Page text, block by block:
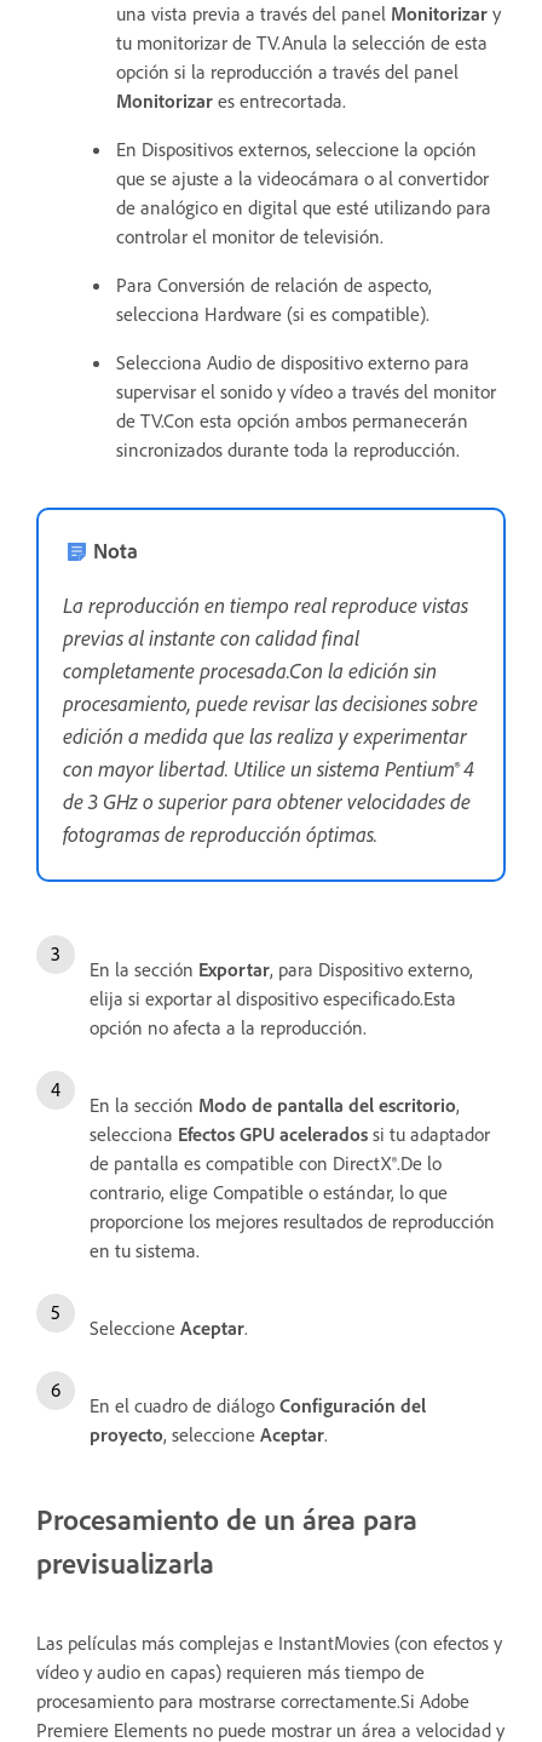
una vista previa a través del panel Monitorizar y
tu monitorizar de TV.Anula la selección de esta
opción si la reproducción a través del panel
Monitorizar es entrecortada.
En Dispositivos externos, seleccione la opción
que se ajuste a la videocámara o al convertidor
de analógico en digital que esté utilizando para
controlar el monitor de televisión.
Para Conversión de relación de aspecto,
selecciona Hardware (si es compatible).
Selecciona Audio de dispositivo externo para
supervisar el sonido y vídeo a través del monitor
de TV.Con esta opción ambos permanecerán
sincronizados durante toda la reproducción.
Nota
La reproducción en tiempo real reproduce vistas
previas al instante con calidad final
completamente procesada.Con la edición sin
procesamiento, puede revisar las decisiones sobre
edición a medida que las realiza y experimentar
con mayor libertad. Utilice un sistema Pentium® 4
de 3 GHz o superior para obtener velocidades de
fotogramas de reproducción óptimas.
En la sección Exportar, para Dispositivo externo,
elija si exportar al dispositivo especificado.Esta
opción no afecta a la reproducción.
En la sección Modo de pantalla del escritorio,
selecciona Efectos GPU acelerados si tu adaptador
de pantalla es compatible con DirectX®.De lo
contrario, elige Compatible o estándar, lo que
proporcione los mejores resultados de reproducción
en tu sistema.
Seleccione Aceptar.
En el cuadro de diálogo Configuración del
proyecto, seleccione Aceptar.
Procesamiento de un área para
previsualizarla
Las películas más complejas e InstantMovies (con efectos y
vídeo y audio en capas) requieren más tiempo de
procesamiento para mostrarse correctamente.Si Adobe
Premiere Elements no puede mostrar un área a velocidad y